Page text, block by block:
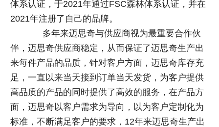
体系认证，于2021年通过FSC森林体系认证，并在
2021年注册了自己的品牌。
多年来迈思奇与供应商视为最重要合作伙
伴，迈思奇供应商稳定，从而保证了迈思奇生产出
来每件产品的品质，针对客户方面，迈思奇库存充
足，一直以来当天接到订单当天发货，为客户提供
高品质的产品的同时提供了高效的服务，在产品方
面，迈思奇以客户需求为导向，以为客户定制化为
标准，不断满足客户的要求，12年来迈思奇生产出